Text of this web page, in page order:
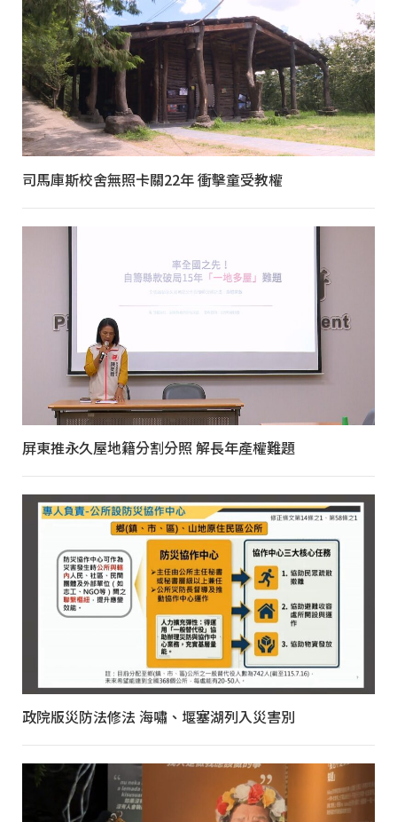
司馬庫斯校舍無照卡關22年 衝擊童受教權
屏東推永久屋地籍分割分照 解長年產權難題
政院版災防法修法 海嘯、堰塞湖列入災害別